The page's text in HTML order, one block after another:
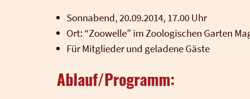
Sonn­abend, 20.09.2014, 17.00 Uhr
Ort: “Zoo­wel­le” im Zoo­lo­gi­schen Gar­ten
Für Mit­glie­der und gela­de­ne Gäs­te
Ablauf/Programm: